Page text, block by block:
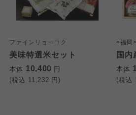
ファインリョーコク
美味特選米セット
本体 10,400 円
(税込 11,232 円)
<福岡
国内
本体
(税込